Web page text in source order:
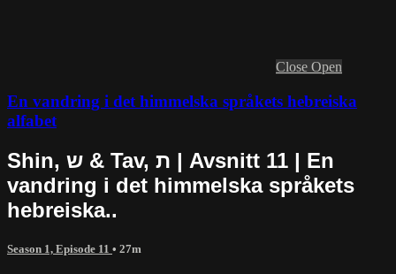
Close Open
En vandring i det himmelska språkets hebreiska
alfabet
Shin, ש & Tav, ת | Avsnitt 11 | En
vandring i det himmelska språkets
hebreiska..
Season 1, Episode 11 • 27m